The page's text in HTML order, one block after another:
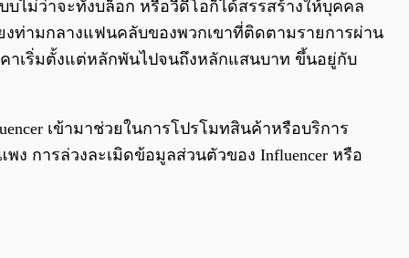
ไม่ว่าจะทั้งบล็อก หรือวีดีโอก็ได้สรรสร้างให้บุคคล
งท่ามกลางแฟนคลับของพวกเขาที่ติดตามรายการผ่าน
าเริ่มตั้งแต่หลักพันไปจนถึงหลักแสนบาท ขึ้นอยู่กับ
เข้ามาช่วยในการโปรโมทสินค้าหรือบริการ
ง การล่วงละเมิดข้อมูลส่วนตัวของ Influencer หรือ